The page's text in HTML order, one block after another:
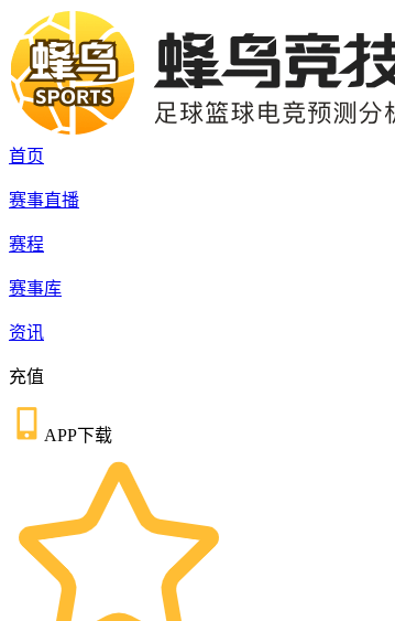
首页
赛事直播
赛程
赛事库
资讯
充值
APP下载